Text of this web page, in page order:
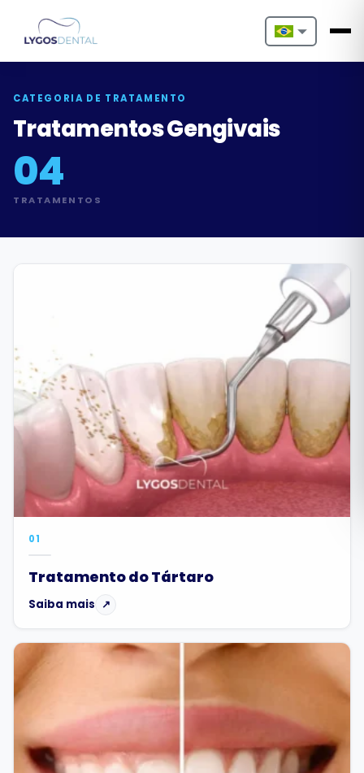
Nederlands
Français
Türkçe
Italiano
Български
Română
Русский
CATEGORIA DE TRATAMENTO
Tratamentos Gengivais
04
TRATAMENTOS
01
Tratamento do Tártaro
Saiba mais ↗